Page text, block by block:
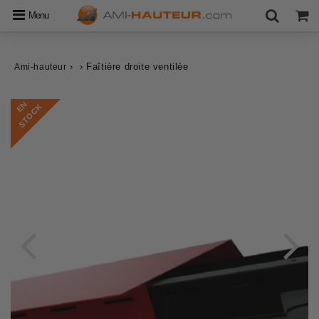
Menu
Ami-hauteur › › Faîtière droite ventilée
E
N
S
T
O
C
K